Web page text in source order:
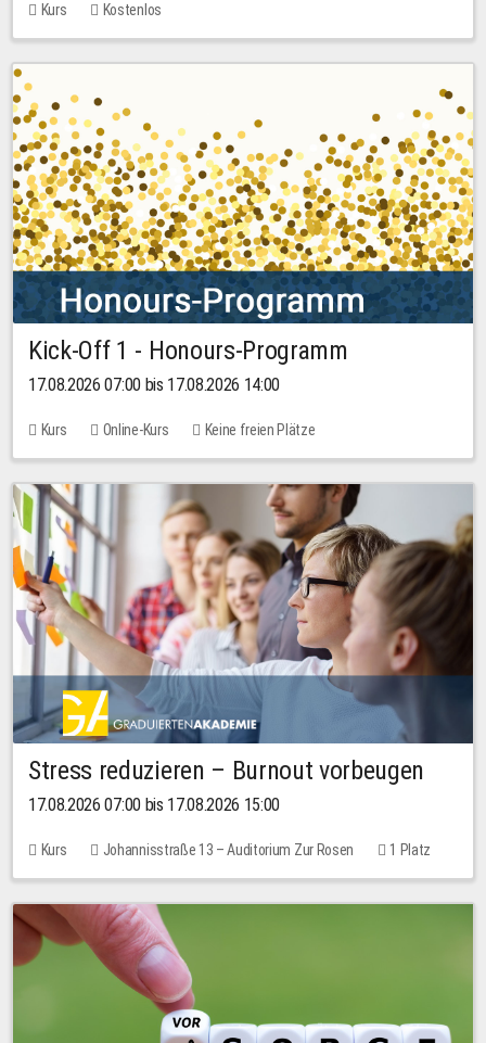
Kurs Kostenlos
Kick-Off 1 - Honours-Programm
17.08.2026 07:00 bis 17.08.2026 14:00
Kurs Online-Kurs Keine freien Plätze
Stress reduzieren – Burnout vorbeugen
17.08.2026 07:00 bis 17.08.2026 15:00
Kurs Johannisstraße 13 – Auditorium Zur Rosen
1 Platz
10,00 EUR